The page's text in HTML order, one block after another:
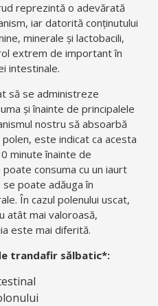
reprezintă o adevărată
iar datorită conţinutului
minerale şi lactobacili,
extrem de important în
intestinale.
să se administreze
și înainte de principalele
nostru să absoarbă
este indicat ca acesta
minute înainte de
consuma cu un iaurt
poate adăuga în
În cazul polenului uscat,
atât mai valoroasă,
este mai diferită.
trandafir sălbatic*: